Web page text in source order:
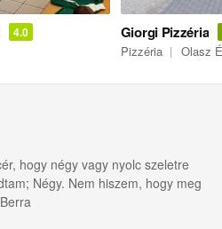
4.0 Giorgi Pizzéria
Pizzéria Olasz
hogy négy vagy nyolc szeletre
Négy. Nem hiszem, hogy meg